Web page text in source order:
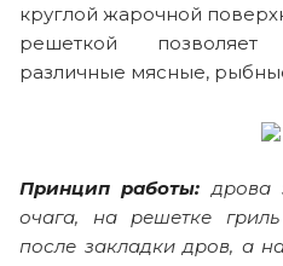
круглой жарочной
решеткой
различные мясные,
Принцип работы: дрова
очага, на решетке
после закладки дров, а